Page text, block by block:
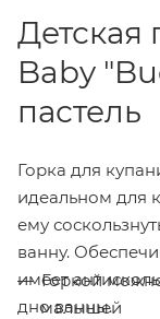
Детская
Baby
пастель
Горка для
идеальном для
ему
ванну.
имеет
дно ванны.
Горкой
малышей